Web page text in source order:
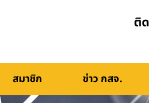
ติ
สมาชิก ข่าว กสจ.